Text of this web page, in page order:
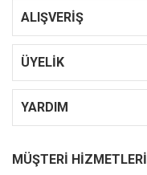
ALIŞVERİŞ
ÜYELİK
YARDIM
MÜŞTERİ HİZMETLERİ